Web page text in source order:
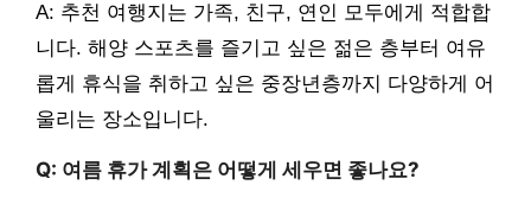
A: 추천 여행지는 가족, 친구, 연인 모두에게 적합합
니다. 해양 스포츠를 즐기고 싶은 젊은 층부터 여유
롭게 휴식을 취하고 싶은 중장년층까지 다양하게 어
울리는 장소입니다.
Q: 여름 휴가 계획은 어떻게 세우면 좋나요?